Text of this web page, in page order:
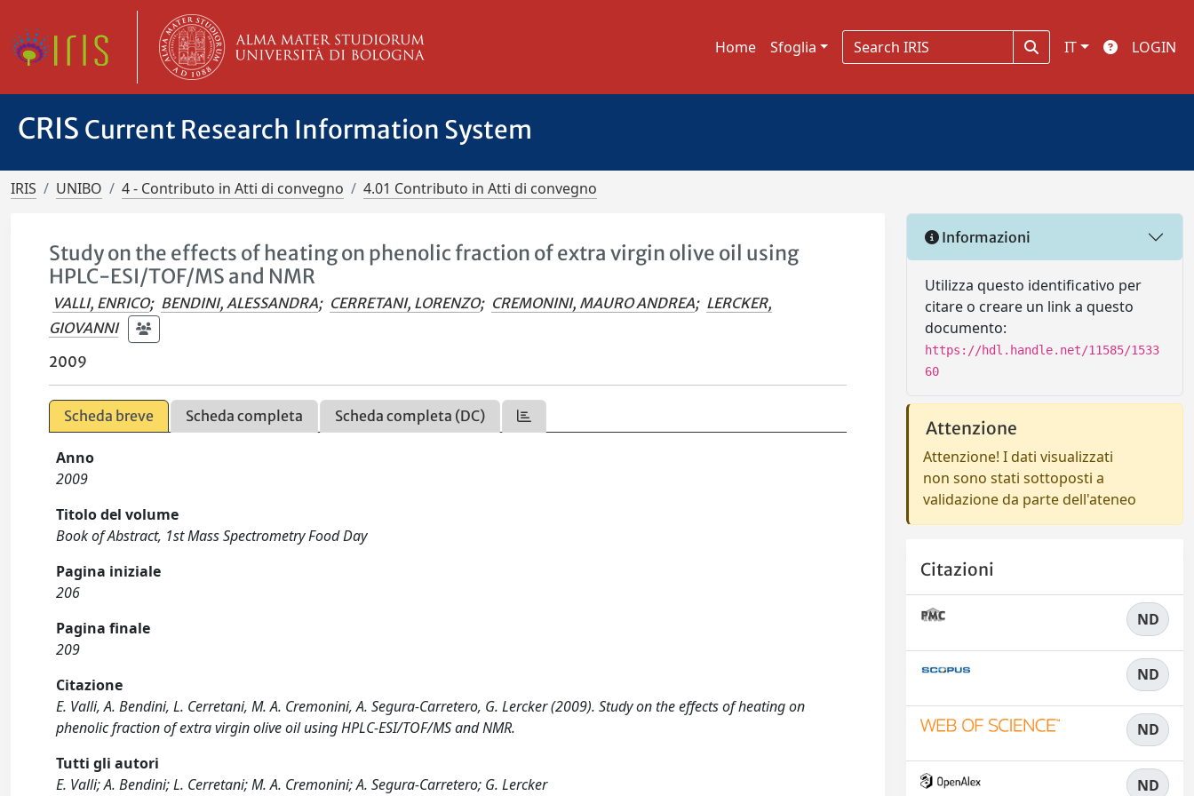
Home Sfoglia IT LOGIN
CRIS Current Research Information System
IRIS UNIBO 4 - Contributo in Atti di convegno 4.01 Contributo in Atti di convegno
Study on the effects of heating on phenolic fraction of extra virgin olive oil using
HPLC-ESI/TOF/MS and NMR
VALLI, ENRICO; BENDINI, ALESSANDRA; CERRETANI, LORENZO; CREMONINI, MAURO ANDREA; LERCKER,
GIOVANNI
2009
Scheda breve Scheda completa Scheda completa (DC)
Anno
2009
Titolo del volume
Book of Abstract, 1st Mass Spectrometry Food Day
Pagina iniziale
206
Pagina finale
209
Citazione
E. Valli, A. Bendini, L. Cerretani, M. A. Cremonini, A. Segura-Carretero, G. Lercker (2009). Study on the effects of heating on
phenolic fraction of extra virgin olive oil using HPLC-ESI/TOF/MS and NMR.
Tutti gli autori
E. Valli; A. Bendini; L. Cerretani; M. A. Cremonini; A. Segura-Carretero; G. Lercker
Informazioni
Utilizza questo identificativo per
citare o creare un link a questo
documento:
https://hdl.handle.net/11585/1533
60
Attenzione
Attenzione! I dati visualizzati
non sono stati sottoposti a
validazione da parte dell'ateneo
Citazioni
ND
ND
ND
ND